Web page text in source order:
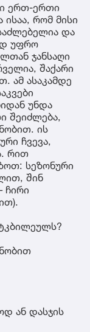
ერთ-ერთი
რომ მისი
და
უფრო
ჯანსაღი
შაქარი
ამ ასაკამდე
უნდა
შეიძლება,
ის
ჩვევა,
რით
სეზონური
შინ
ჩირი
ან დასჯის